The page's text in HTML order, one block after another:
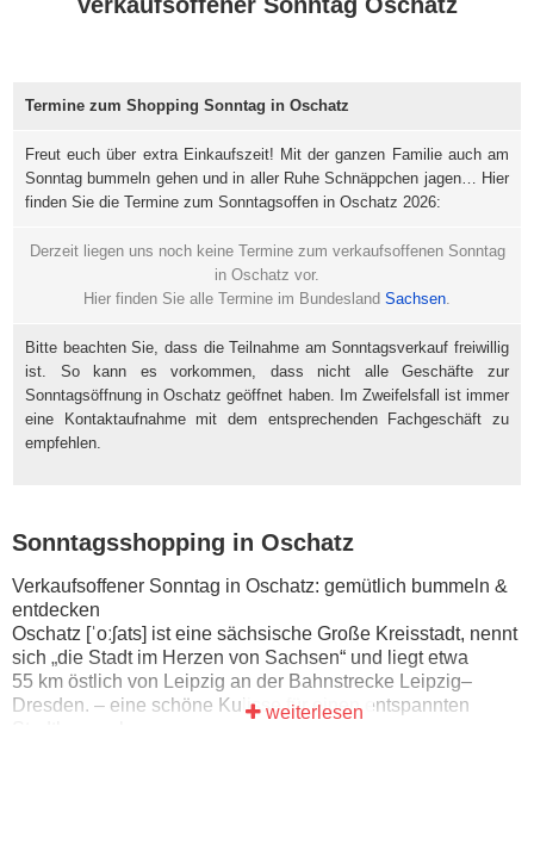
Verkaufsoffener Sonntag Oschatz
Termine zum Shopping Sonntag in Oschatz
Freut euch über extra Einkaufszeit! Mit der ganzen Familie auch am
Sonntag bummeln gehen und in aller Ruhe Schnäppchen jagen… Hier
finden Sie die Termine zum Sonntagsoffen in Oschatz 2026:
Derzeit liegen uns noch keine Termine zum verkaufsoffenen Sonntag
in Oschatz vor.
Hier finden Sie alle Termine im Bundesland Sachsen.
Bitte beachten Sie, dass die Teilnahme am Sonntagsverkauf freiwillig
ist. So kann es vorkommen, dass nicht alle Geschäfte zur
Sonntagsöffnung in Oschatz geöffnet haben. Im Zweifelsfall ist immer
eine Kontaktaufnahme mit dem entsprechenden Fachgeschäft zu
empfehlen.
Sonntagsshopping in Oschatz
Verkaufsoffener Sonntag in Oschatz: gemütlich bummeln &
entdecken
Oschatz [ˈoːʃats] ist eine sächsische Große Kreisstadt, nennt
sich „die Stadt im Herzen von Sachsen“ und liegt etwa
55 km östlich von Leipzig an der Bahnstrecke Leipzig–
Dresden. – eine schöne Kulisse für einen entspannten
weiterlesen